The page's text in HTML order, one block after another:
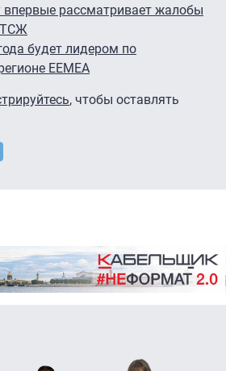
рассматривает жалобы
ТСЖ
будет лидером по
EEMEA
, чтобы оставлять